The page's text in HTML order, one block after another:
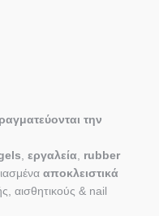
την
εργαλεία rubber
αποκλειστικά
αισθητικούς & nail